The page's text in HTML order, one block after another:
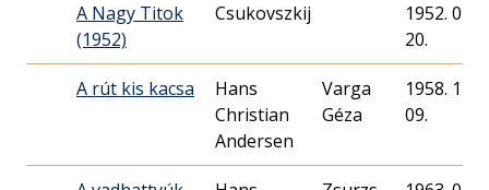
A Nagy Titok
(1952)
Csukovszkij
1952. 01.
20.
A rút kis kacsa
Hans
Christian
Andersen
Varga
Géza
1958. 11.
09.